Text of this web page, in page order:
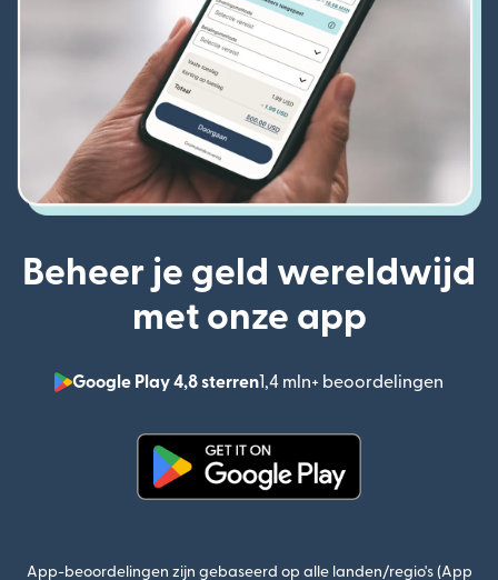
Beheer je geld wereldwijd
met onze app
Google Play 4,8 sterren1,4 mln+ beoordelingen
App-beoordelingen zijn gebaseerd op alle landen/regio's (App